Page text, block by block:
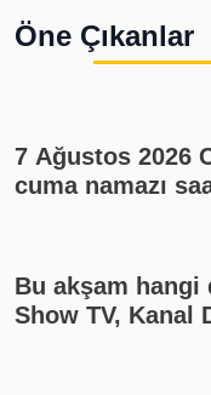
Öne Çıkanlar
7 Ağustos 2026
cuma namazı
Bu akşam hangi
Show TV, Kanal